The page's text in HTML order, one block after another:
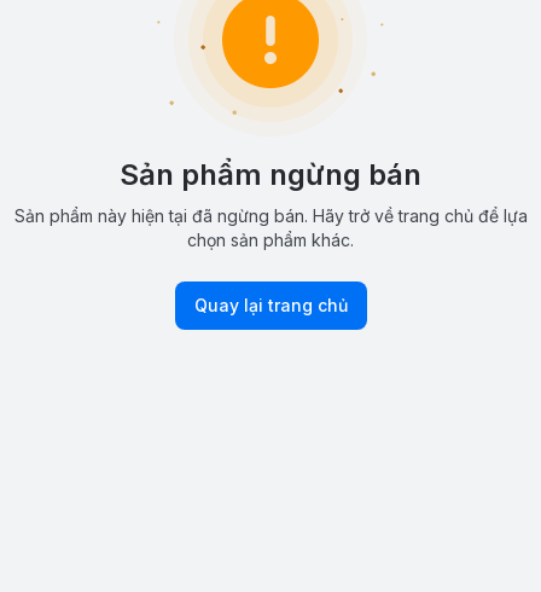
Sản phẩm ngừng bán
Sản phẩm này hiện tại đã ngừng bán. Hãy trở về trang chủ để lựa
chọn sản phẩm khác.
Quay lại trang chủ